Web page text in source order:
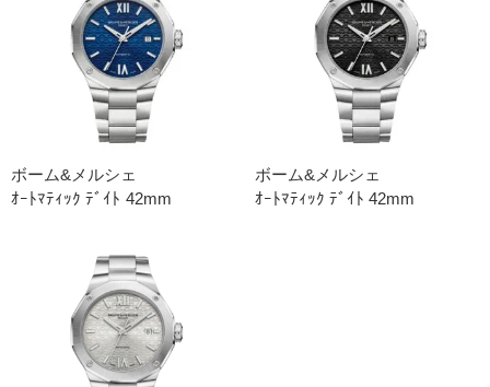
ボーム&メルシェ
ｵｰﾄﾏﾃｨｯｸ ﾃﾞｲﾄ 42mm
ボーム&メルシェ
ｵｰﾄﾏﾃｨｯｸ ﾃﾞｲﾄ 42mm